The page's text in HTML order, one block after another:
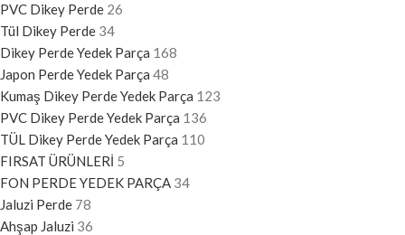
PVC Dikey Perde 26
Tül Dikey Perde 34
Dikey Perde Yedek Parça 168
Japon Perde Yedek Parça 48
Kumaş Dikey Perde Yedek Parça 123
PVC Dikey Perde Yedek Parça 136
TÜL Dikey Perde Yedek Parça 110
FIRSAT ÜRÜNLERİ 5
FON PERDE YEDEK PARÇA 34
Jaluzi Perde 78
Ahşap Jaluzi 36